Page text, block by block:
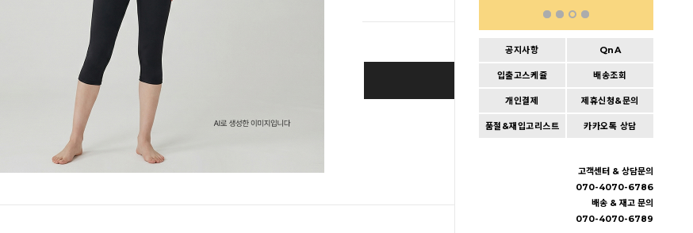
공지사항 QnA
입출고스케쥴 배송조회
개인결제 제휴신청&문의
품절&재입고리스트 카카오톡 상담
고객센터 & 상담문의
070-4070-6786
배송 & 재고 문의
070-4070-6789
BUY IT NOW
Cart | Wishlist